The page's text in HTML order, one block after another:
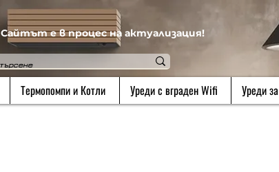
Сайтът е в процес на актуализация!
Термопомпи и Котли Уреди с вграден Wifi Уреди